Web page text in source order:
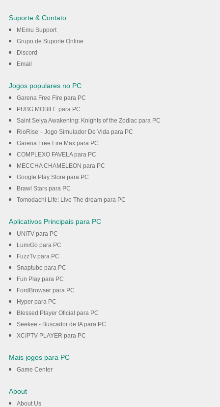
Suporte & Contato
MEmu Support
Grupo de Suporte Online
Discord
Email
Jogos populares no PC
Garena Free Fire para PC
PUBG MOBILE para PC
Saint Seiya Awakening: Knights of the Zodiac para PC
RioRise－Jogo Simulador De Vida para PC
Garena Free Fire Max para PC
COMPLEXO FAVELA para PC
MECCHA CHAMELEON para PC
Google Play Store para PC
Brawl Stars para PC
Tomodachi Life: Live The dream para PC
Aplicativos Principais para PC
UNiTV para PC
LumiGo para PC
FuzzTv para PC
Snaptube para PC
Fun Play para PC
FordBrowser para PC
Hyper para PC
Blessed Player Oficial para PC
Seekee - Buscador de IA para PC
XCIPTV PLAYER para PC
Mais jogos para PC
Game Center
About
About Us